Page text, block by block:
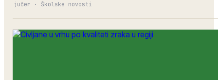
jučer · Školske novosti